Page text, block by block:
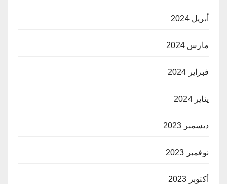
أبريل 2024
مارس 2024
فبراير 2024
يناير 2024
ديسمبر 2023
نوفمبر 2023
أكتوبر 2023